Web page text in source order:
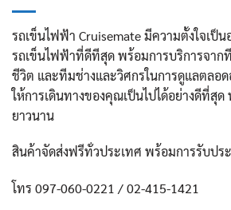
รถเข็นไฟฟ้า Cruisemate มีความตั้งใจเป็น
รถเข็นไฟฟ้าที่ดีทีสุด พร้อมการบริการจาก
ชีวิต และทีมช่างและวิศกรในการดูแลตลอด
ให้การเดินทางของคุณเป็นไปได้อย่างดีที่สุ
ยาวนาน
สินค้าจัดส่งฟรีทั่วประเทศ พร้อมการรับปร
โทร 097-060-0221 / 02-415-1421